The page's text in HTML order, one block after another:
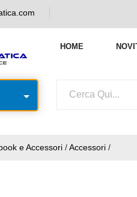
HOME
e Accessori /Accessori /